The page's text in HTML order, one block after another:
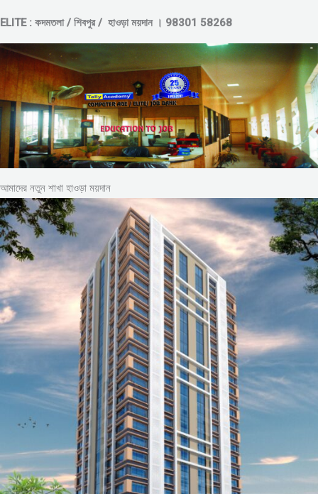
ELITE : কদমতলা / শিবপুর / হাওড়া ময়দান । 98301 58268
আমাদের নতুন শাখা হাওড়া ময়দান